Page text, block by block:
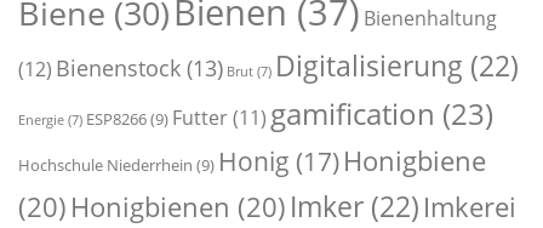
Biene (30)Bienen (37) Bienenhaltung
(12) Bienenstock (13) Brut (7) Digitalisierung (22)
Energie (7) ESP8266(9) Futter(11) gamification (23)
Hochschule Niederrhein (9) Honig (17)Honigbiene
(20)Honigbienen (20)Imker (22) Imkerei